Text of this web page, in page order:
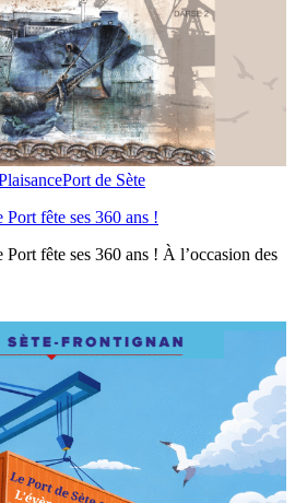
Port de Sète
fête ses 360 ans !
fête ses 360 ans ! À l’occasion des